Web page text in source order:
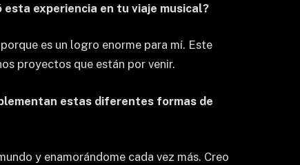
experiencia en tu viaje musical?
es un logro enorme para mí. Este
proyectos que están por venir.
estas diferentes formas de
y enamorándome cada vez más. Creo